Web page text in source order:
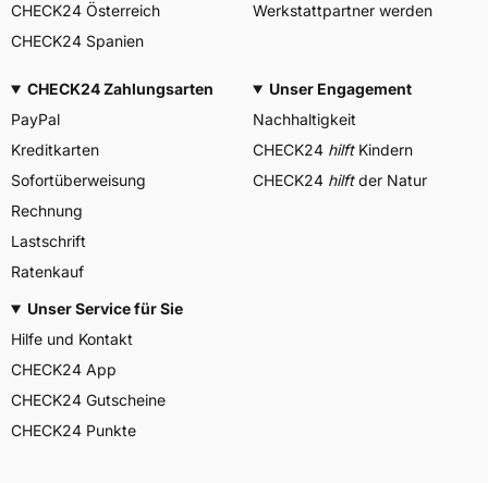
CHECK24 Österreich
CHECK24 Spanien
Werkstattpartner werden
CHECK24 Zahlungsarten
PayPal
Kreditkarten
Sofortüberweisung
Rechnung
Lastschrift
Ratenkauf
Unser Engagement
Nachhaltigkeit
CHECK24 hilftKindern
CHECK24 hilftder Natur
Unser Service für Sie
Hilfe und Kontakt
CHECK24 App
CHECK24 Gutscheine
CHECK24 Punkte